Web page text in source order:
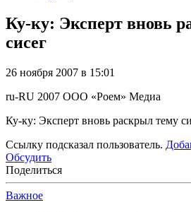
Ку-ку: Эксперт вновь
сисег
26 ноября 2007 в 15:01
ru-RU 2007 ООО «Роем» Медиа
Ку-ку: Эксперт вновь раскрыл тему
Ссылку подсказал пользователь.
Обсудить
Поделиться
Важное